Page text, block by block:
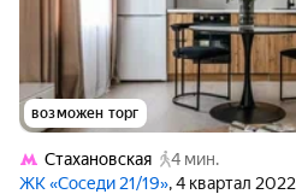
возможен торг
Стахановская
4 мин.
ЖК «Соседи 21/19», 4 квартал 2022